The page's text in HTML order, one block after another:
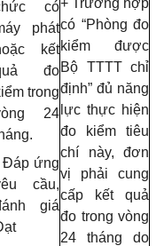
có
phát
kết
đo
trong
24
Đáp ứng
cầu,
giá
có “Phòng đo
kiểm được
Bộ TTTT chỉ
định” đủ năng
lực thực hiện
đo kiểm tiêu
chí này, đơn
vị phải cung
cấp kết quả
đo trong vòng
24 tháng do